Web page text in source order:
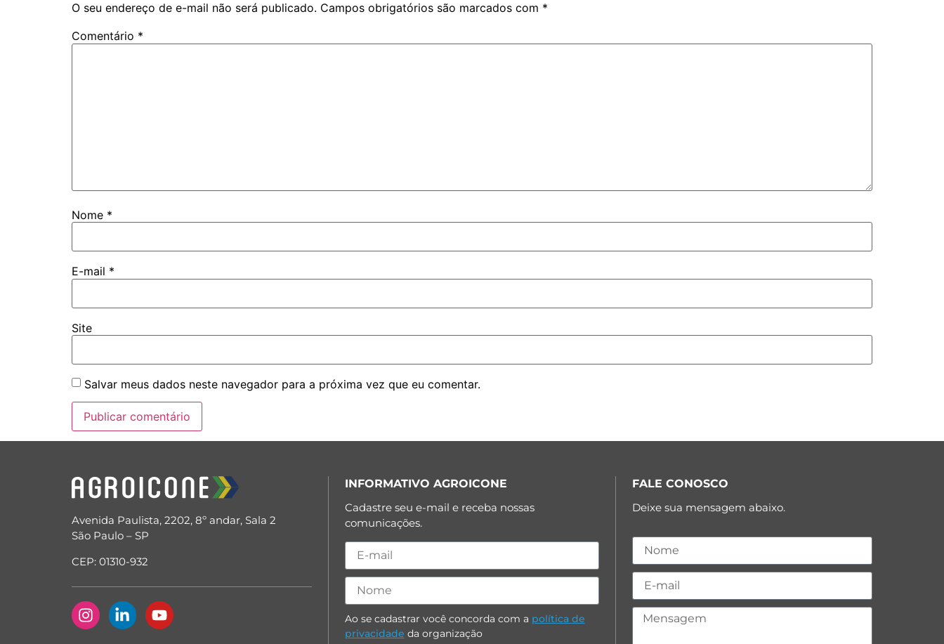
O seu endereço de e-mail não será publicado. Campos obrigatórios são marcados com *
Comentário *
Nome *
E-mail *
Site
Salvar meus dados neste navegador para a próxima vez que eu comentar.
Avenida Paulista, 2202, 8º andar, Sala 2
São Paulo – SP
CEP: 01310-932
INFORMATIVO AGROICONE
Cadastre seu e-mail e receba nossas
comunicações.
Ao se cadastrar você concorda com a política de
privacidade da organização
FALE CONOSCO
Deixe sua mensagem abaixo.